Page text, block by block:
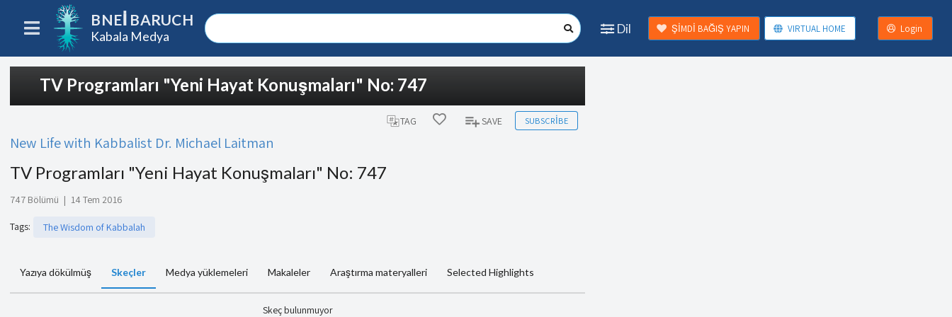
BNEI BARUCH
Kabala Medya
Dil ŞİMDİ BAĞIŞ YAPIN VIRTUAL HOME Login
TV Programları "Yeni Hayat Konuşmaları" No: 747
TAG SAVE SUBSCRIBE
New Life with Kabbalist Dr. Michael Laitman
TV Programları "Yeni Hayat Konuşmaları" No: 747
747 Bölümü | 14 Tem 2016
Tags: The Wisdom of Kabbalah
Yazıya dökülmüş Skeçler Medya yüklemeleri Makaleler Araştırma materyalleri Selected Highlights
Skeç bulunmuyor